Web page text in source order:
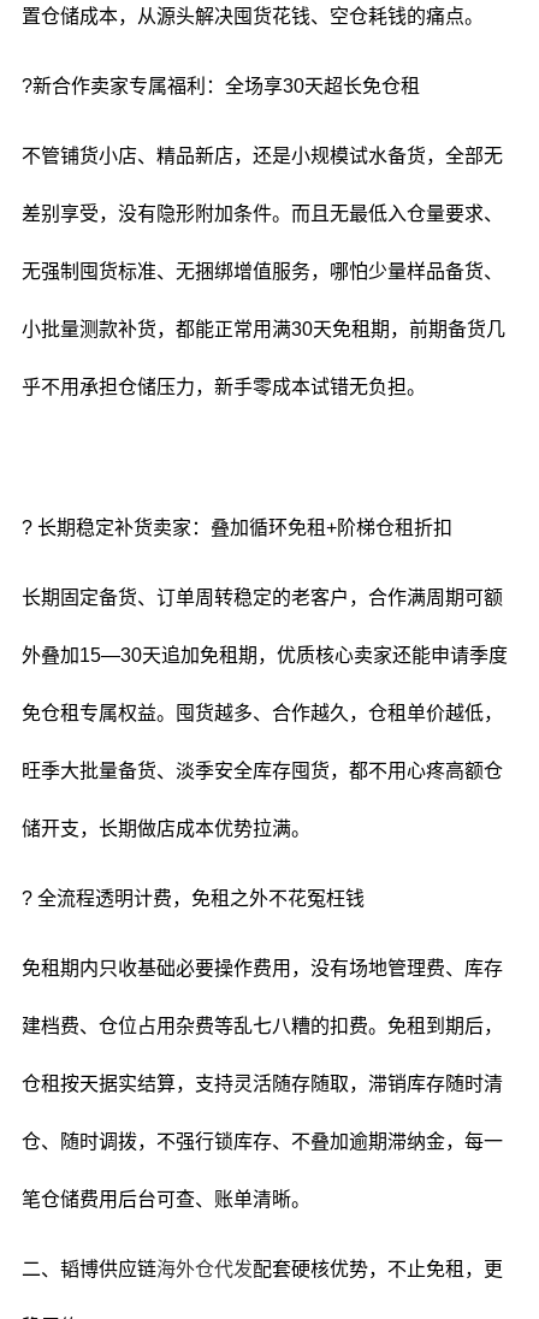
置仓储成本，从源头解决囤货花钱、空仓耗钱的痛点。
?新合作卖家专属福利：全场享30天超长免仓租
不管铺货小店、精品新店，还是小规模试水备货，全部无
差别享受，没有隐形附加条件。而且无最低入仓量要求、
无强制囤货标准、无捆绑增值服务，哪怕少量样品备货、
小批量测款补货，都能正常用满30天免租期，前期备货几
乎不用承担仓储压力，新手零成本试错无负担。
? 长期稳定补货卖家：叠加循环免租+阶梯仓租折扣
长期固定备货、订单周转稳定的老客户，合作满周期可额
外叠加15—30天追加免租期，优质核心卖家还能申请季度
免仓租专属权益。囤货越多、合作越久，仓租单价越低，
旺季大批量备货、淡季安全库存囤货，都不用心疼高额仓
储开支，长期做店成本优势拉满。
? 全流程透明计费，免租之外不花冤枉钱
免租期内只收基础必要操作费用，没有场地管理费、库存
建档费、仓位占用杂费等乱七八糟的扣费。免租到期后，
仓租按天据实结算，支持灵活随存随取，滞销库存随时清
仓、随时调拨，不强行锁库存、不叠加逾期滞纳金，每一
笔仓储费用后台可查、账单清晰。
二、韬博供应链海外仓代发配套硬核优势，不止免租，更